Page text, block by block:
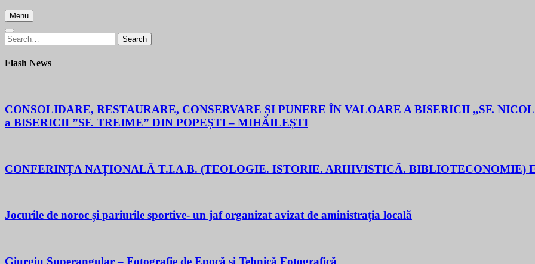
Menu
Search
for:
Search
Flash News
CONSOLIDARE, RESTAURARE, CONSERVARE ȘI PUNERE ÎN VALOARE A BISERICII „SF.
a BISERICII ”SF. TREIME” DIN POPEȘTI – MIHĂILEȘTI
CONFERINȚA NAȚIONALĂ T.I.A.B. (TEOLOGIE. ISTORIE. ARHIVISTICĂ. BIBLIOTECONOMIE)
Jocurile de noroc și pariurile sportive- un jaf organizat avizat de aministrația locală
Giurgiu Superangular – Fotografie de Epocă și Tehnică Fotografică